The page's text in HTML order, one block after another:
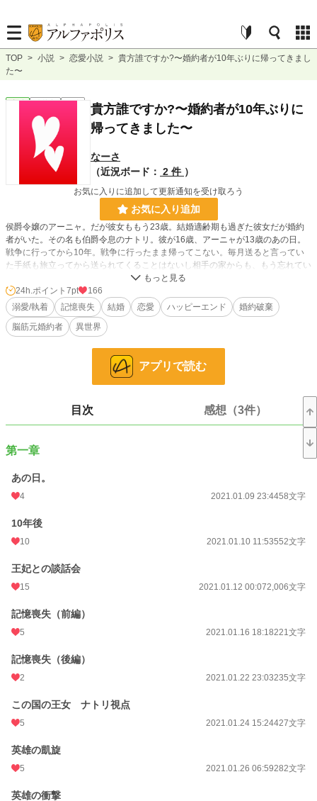
TOP > 小説 > 恋愛小説 > 貴方誰ですか?〜婚約者が10年ぶりに帰ってきまし
た〜
恋愛 連載中 長編
貴方誰ですか?〜婚約者が10年ぶりに
帰ってきました〜
なーさ
（近況ボード： 2 件 ）
お気に入りに追加して更新通知を受け取ろう
お気に入り追加
侯爵令嬢のアーニャ。だが彼女ももう23歳。結婚適齢期も過ぎた彼女だが婚約
者がいた。その名も伯爵令息のナトリ。彼が16歳、アーニャが13歳のあの日。
戦争に行ってから10年。戦争に行ったまま帰ってこない。毎月送ると言ってい
た手紙も旅立ってから送られてくることはないし相手の家からも、もう忘れてい
いと言われている。もう潮時だろうと婚約破棄し、各家族円満の婚約解消。そし
て王宮で働き出したアーニャ。一年後ナトリは英雄となり帰ってくる。しかしア
ーニャはナトリのことを忘れてしまっている…!
小説 37,069 位 / 228,587 件
16,212 位 / 66,317 件
7 pt
更新日時
初回公開日時
累計ポイント
24h.ポイント 7pt
166
溺愛/執着
記憶喪失 結婚 恋愛 ハッピーエンド
婚約破棄
脳筋元婚約者
異世界
アプリで読む
目次 感想（3件）
第一章
あの日。
4 2021.01.09 23:4458文字
10年後
10 2021.01.10 11:53552文字
王妃との談話会
15 2021.01.12 00:072,006文字
記憶喪失（前編）
5 2021.01.16 18:18221文字
記憶喪失（後編）
2 2021.01.22 23:03235文字
この国の王女 ナトリ視点
5 2021.01.24 15:24427文字
英雄の凱旋
5 2021.01.26 06:59282文字
英雄の衝撃